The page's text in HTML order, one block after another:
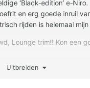
‘Black-edition’ e-Niro.
en erg goede inruil
rijden is helemaal mijn
Lounge trim!! Kon een
forum.
Uitbreiden